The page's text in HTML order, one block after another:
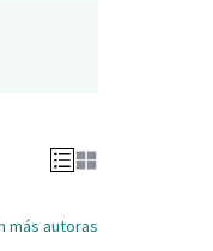
más autoras